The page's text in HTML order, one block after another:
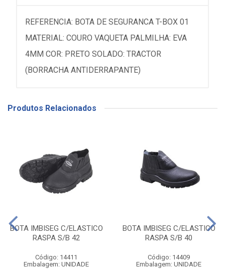
REFERENCIA: BOTA DE SEGURANCA T-BOX 01
MATERIAL: COURO VAQUETA PALMILHA: EVA
4MM COR: PRETO SOLADO: TRACTOR
(BORRACHA ANTIDERRAPANTE)
Produtos Relacionados
BOTA IMBISEG C/ELASTICO
RASPA S/B 42
Código: 14411
Embalagem: UNIDADE
BOTA IMBISEG C/ELASTICO
RASPA S/B 40
Código: 14409
Embalagem: UNIDADE